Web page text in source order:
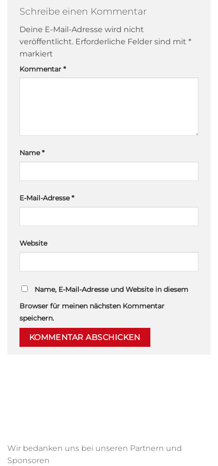
Schreibe einen Kommentar
Deine E-Mail-Adresse wird nicht
veröffentlicht. Erforderliche Felder sind mit *
markiert
Kommentar *
Name*
E-Mail-Adresse*
Website
Name, E-Mail-Adresse und Website in diesem
Browser für meinen nächsten Kommentar
speichern.
Wir bedanken uns bei unseren Partnern und
Sponsoren